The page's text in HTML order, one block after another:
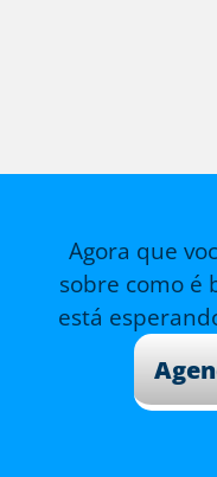
Agora que
sobre como é
está